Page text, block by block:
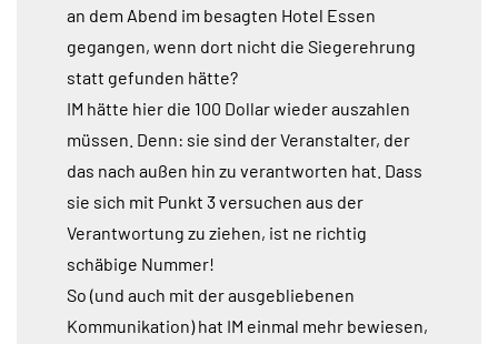
an dem Abend im besagten Hotel Essen
gegangen, wenn dort nicht die Siegerehrung
statt gefunden hätte?
IM hätte hier die 100 Dollar wieder auszahlen
müssen. Denn: sie sind der Veranstalter, der
das nach außen hin zu verantworten hat. Dass
sie sich mit Punkt 3 versuchen aus der
Verantwortung zu ziehen, ist ne richtig
schäbige Nummer!
So (und auch mit der ausgebliebenen
Kommunikation) hat IM einmal mehr bewiesen,